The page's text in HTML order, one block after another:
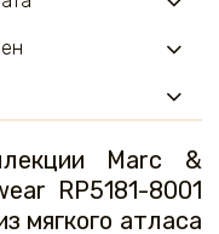
Marc &
RP5181-8001
мягкого атласа